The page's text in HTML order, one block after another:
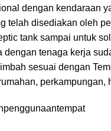
dengan kendaraan
telah disediakan oleh
tank sampai untuk
dengan tenaga kerja
sesuai dengan
penggunaantempat